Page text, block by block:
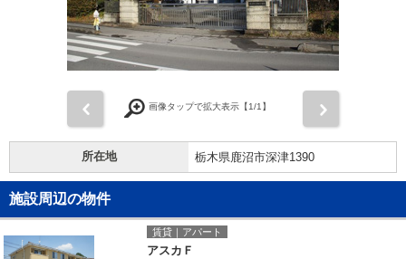
画像タップで拡大表示【1/1】
所在地 栃木県鹿沼市深津1390
施設周辺の物件
賃貸｜アパート
アスカＦ